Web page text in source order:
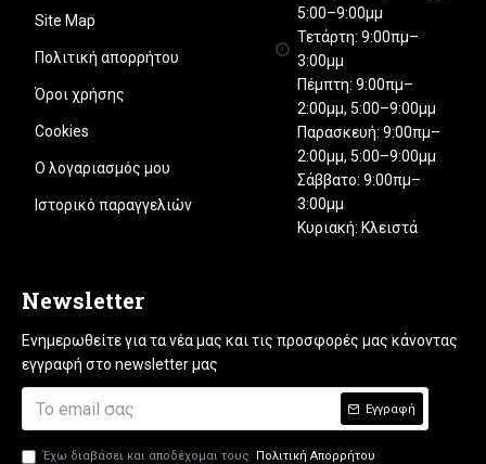
Site Map
Πολιτική απορρήτου
Όροι χρήσης
Cookies
Ο λογαριασμός μου
Ιστορικό παραγγελιών
5:00–9:00μμ
Τετάρτη: 9:00πμ–
3:00μμ
Πέμπτη: 9:00πμ–
2:00μμ, 5:00–9:00μμ
Παρασκευή: 9:00πμ–
2:00μμ, 5:00–9:00μμ
Σάββατο: 9:00πμ–
3:00μμ
Κυριακή: Κλειστά
Newsletter
Ενημερωθείτε για τα νέα μας και τις προσφορές μας κάνοντας
εγγραφή στο newsletter μας
Εγγραφή
Έχω διαβάσει και αποδέχομαι τους Πολιτική Απορρήτου